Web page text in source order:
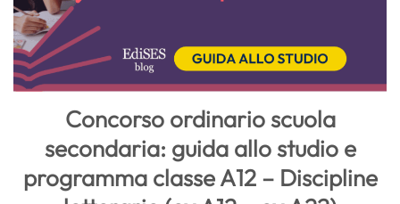
Concorso ordinario scuola
secondaria: guida allo studio e
programma classe A12 – Discipline